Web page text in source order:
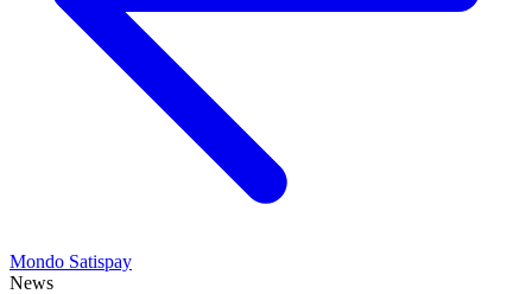
Mondo Satispay
News